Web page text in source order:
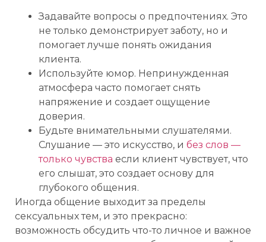
Задавайте вопросы о предпочтениях. Это
не только демонстрирует заботу, но и
помогает лучше понять ожидания
клиента.
Используйте юмор. Непринужденная
атмосфера часто помогает снять
напряжение и создает ощущение
доверия.
Будьте внимательными слушателями.
Слушание — это искусство, и без слов —
только чувства если клиент чувствует, что
его слышат, это создает основу для
глубокого общения.
Иногда общение выходит за пределы
сексуальных тем, и это прекрасно:
возможность обсудить что-то личное и важное